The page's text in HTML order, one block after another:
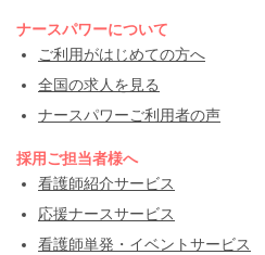
ナースパワーについて
ご利用がはじめての方へ
全国の求人を見る
ナースパワーご利用者の声
採用ご担当者様へ
看護師紹介サービス
応援ナースサービス
看護師単発・イベントサービス